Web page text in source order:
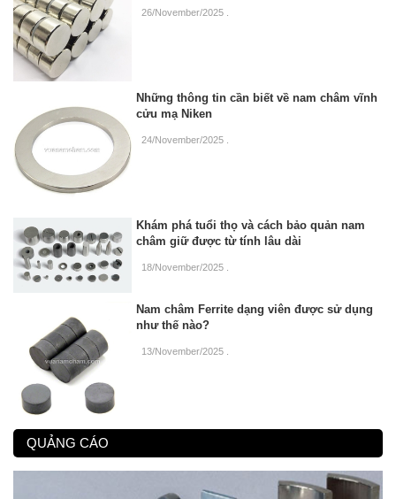
26/November/2025
Những thông tin cần biết về nam châm vĩnh
cửu mạ Niken
24/November/2025
Khám phá tuổi thọ và cách bảo quản nam
châm giữ được từ tính lâu dài
18/November/2025
Nam châm Ferrite dạng viên được sử dụng
như thế nào?
13/November/2025
QUẢNG CÁO